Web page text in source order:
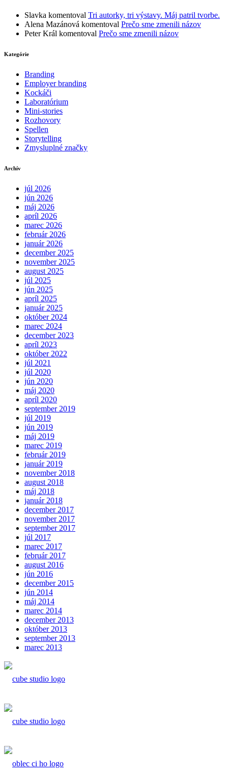
Slavka komentoval Tri autorky, tri výstavy. Máj patril tvorbe.
Alena Mazánová komentoval Prečo sme zmenili názov
Peter Král komentoval Prečo sme zmenili názov
Kategórie
Branding
Employer branding
Kockáči
Laboratórium
Mini-stories
Rozhovory
Spellen
Storytelling
Zmysluplné značky
Archív
júl 2026
jún 2026
máj 2026
apríl 2026
marec 2026
február 2026
január 2026
december 2025
november 2025
august 2025
júl 2025
jún 2025
apríl 2025
január 2025
október 2024
marec 2024
december 2023
apríl 2023
október 2022
júl 2021
júl 2020
jún 2020
máj 2020
apríl 2020
september 2019
júl 2019
jún 2019
máj 2019
marec 2019
február 2019
január 2019
november 2018
august 2018
máj 2018
január 2018
december 2017
november 2017
september 2017
júl 2017
marec 2017
február 2017
august 2016
jún 2016
december 2015
jún 2014
máj 2014
marec 2014
december 2013
október 2013
september 2013
marec 2013